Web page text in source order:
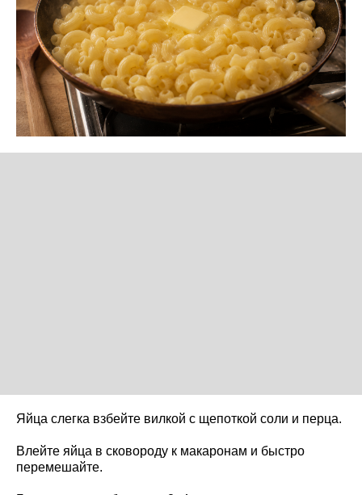
Яйца слегка взбейте вилкой с щепоткой соли и перца.
Влейте яйца в сковороду к макаронам и быстро
перемешайте.